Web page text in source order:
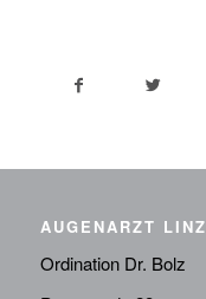
AUGENARZT LINZ
Ordination Dr. Bolz